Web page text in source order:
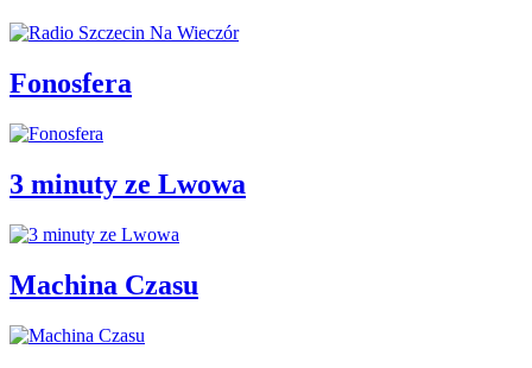
Fonosfera
3 minuty ze Lwowa
Machina Czasu